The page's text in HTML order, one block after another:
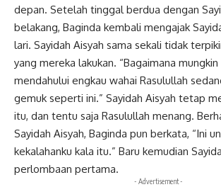
depan. Setelah tinggal berdua dengan
belakang, Baginda kembali mengajak
lari. Sayidah Aisyah sama sekali tidak
yang mereka lakukan. “Bagaimana
mendahului engkau wahai Rasulullah
gemuk seperti ini.” Sayidah Aisyah tetap
itu, dan tentu saja Rasulullah menang.
Sayidah Aisyah, Baginda pun berkata, “Ini
kekalahanku kala itu.” Baru kemudian
perlombaan pertama.
- Advertisement -